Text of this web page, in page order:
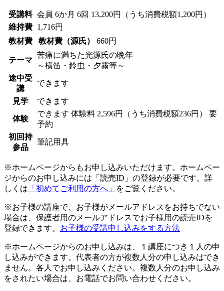
受講料 会員 6か月 6回 13,200円（うち消費税額1,200円）
維持費
1,716円
教材費
教材費（源氏） 660円
テーマ
苦痛に満ちた光源氏の晩年
～横笛・鈴虫・夕霧等～
途中受
講
できます
見学 できます
体験
できます 体験料 2,596円（うち消費税額236円） 要
予約
初回持
参品
筆記用具
※ホームページからもお申し込みいただけます。ホームペー
ジからのお申し込みには「読売ID」の登録が必要です。詳
しくは 「初めてご利用の方へ」 をご覧ください。
※お子様の講座で、お子様がメールアドレスをお持ちでない
場合は、保護者用のメールアドレスでお子様用の読売IDを
登録できます。 お子様の受講申し込みをする方法
※ホームページからのお申し込みは、１講座につき１人の申
し込みができます。代表者の方が複数人分の申し込みはでき
ません。各人でお申し込みください。複数人分のお申し込み
をされたい場合は、お電話でお問い合わせください。